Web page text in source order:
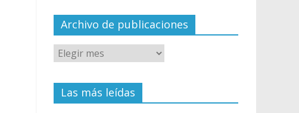
el
Archivo de publicaciones
Las más leídas